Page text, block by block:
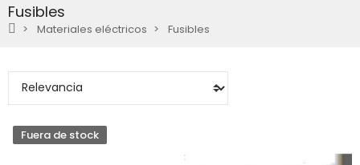
Fusibles
Materiales eléctricos Fusibles
Fuera de stock